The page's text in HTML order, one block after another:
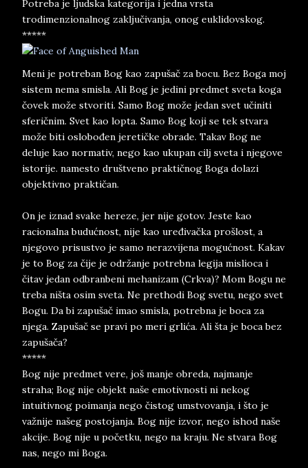
Potreba je ljudska kategorija i jedna vrsta
trodimenzionalnog zaključivanja, onog euklidovskog.
*****
Meni je potreban Bog kao zapušač za bocu. Bez Boga moj
sistem nema smisla. Ali Bog je jedini predmet sveta koga
čovek može stvoriti. Samo Bog može jedan svet učiniti
sferičnim. Svet kao lopta. Samo Bog koji se tek stvara
može biti oslobođen jeretičke obrade. Takav Bog ne
deluje kao normativ, nego kao ukupan cilj sveta i njegove
istorije. namesto društveno praktičnog Boga dolazi
objektivno praktičan.
On je iznad svake hereze, jer nije gotov. Jeste kao
racionalna budućnost, nije kao uređivačka prošlost, a
njegovo prisustvo je samo nerazvijena mogućnost. Kakav
je to Bog za čije je održanje potrebna legija mislioca i
čitav jedan odbranbeni mehanizam (Crkva)? Mom Bogu ne
treba ništa osim sveta. Ne prethodi Bog svetu, nego svet
Bogu. Da bi zapušač imao smisla, potrebna je boca za
njega. Zapušač se pravi po meri grlića. Ali šta je boca bez
zapušača?
*****
Bog nije predmet vere, još manje obreda, najmanje
straha; Bog nije objekt naše emotivnosti ni nekog
intuitivnog poimanja nego čistog umstvovanja, i što je
važnije našeg postojanja. Bog nije izvor, nego ishod naše
akcije. Bog nije u početku, nego na kraju. Ne stvara Bog
nas, nego mi Boga.